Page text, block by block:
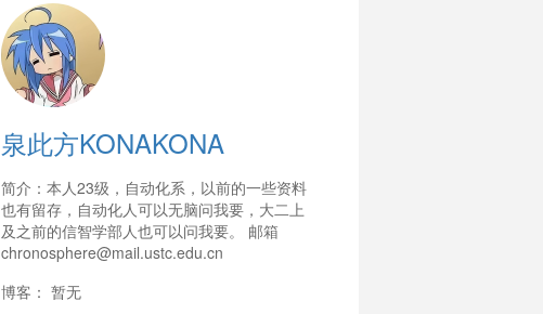
泉此方KONAKONA
简介：本人23级，自动化系，以前的一些资料
也有留存，自动化人可以无脑问我要，大二上
及之前的信智学部人也可以问我要。 邮箱
chronosphere@mail.ustc.edu.cn
博客： 暂无